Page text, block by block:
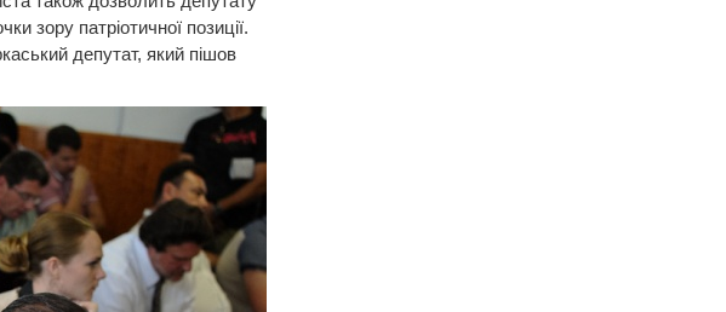
зору патріотичної позиції.
депутат, який пішов